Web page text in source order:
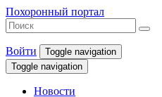
Похоронный портал
Войти
Toggle navigation
Toggle navigation
Новости